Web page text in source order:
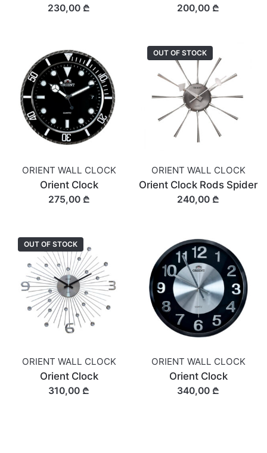
230,00 ₾ 200,00 ₾
ORIENT WALL CLOCK
Orient Clock
275,00 ₾
OUT OF STOCK
ORIENT WALL CLOCK
Orient Clock Rods Spider
240,00 ₾
OUT OF STOCK
ORIENT WALL CLOCK
Orient Clock
310,00 ₾
ORIENT WALL CLOCK
Orient Clock
340,00 ₾